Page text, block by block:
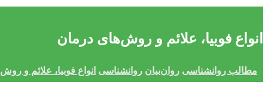
انواع فوبیا، علائم و روش‌های درمان
مطالب روانشناسی روان‌بیان روانشناسی انواع فوبیا، علائم و